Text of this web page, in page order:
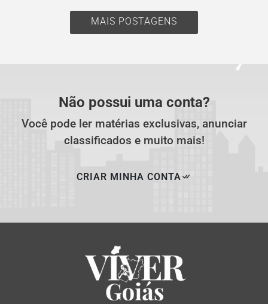
MAIS POSTAGENS
Não possui uma conta?
Você pode ler matérias exclusivas, anunciar
classificados e muito mais!
CRIAR MINHA CONTA